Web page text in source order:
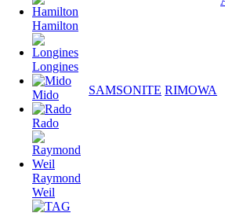
Hamilton
Longines
Mido
Rado
Raymond
Weil
SAMSONITE RIMOWA